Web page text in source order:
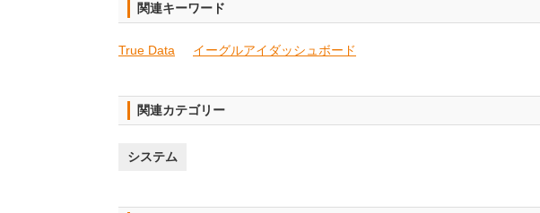
関連キーワード
True Data イーグルアイダッシュボード
関連カテゴリー
システム